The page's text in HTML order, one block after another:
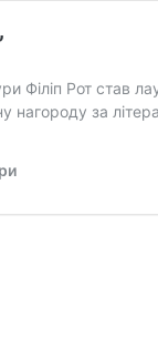
Філіп Рот став
за